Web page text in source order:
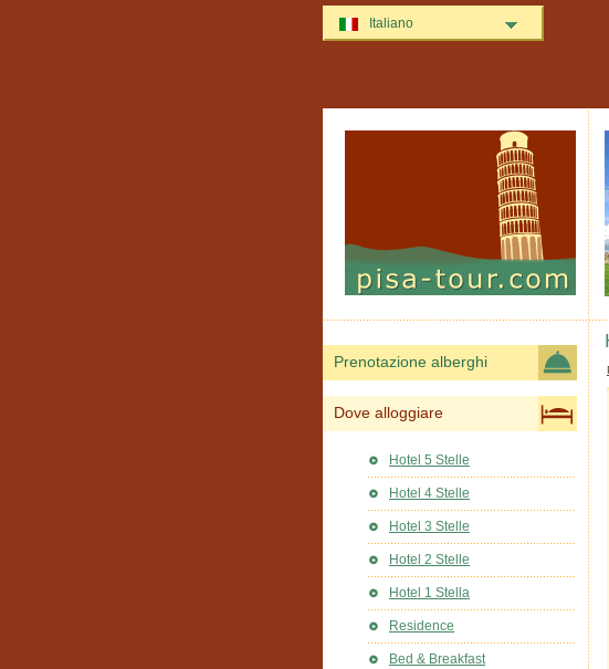
Prenotazione alberghi
Dove alloggiare
Hotel 5 Stelle
Hotel 4 Stelle
Hotel 3 Stelle
Hotel 2 Stelle
Hotel 1 Stella
Residence
Bed & Breakfast
Italiano